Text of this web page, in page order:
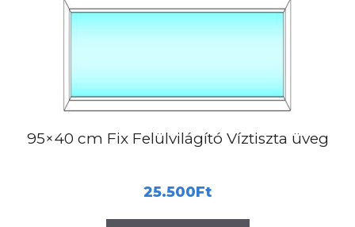
95×40 cm Fix Felülvilágító Víztiszta üveg
25.500Ft